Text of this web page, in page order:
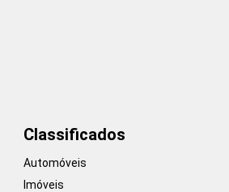
Classificados
Automóveis
Imóveis